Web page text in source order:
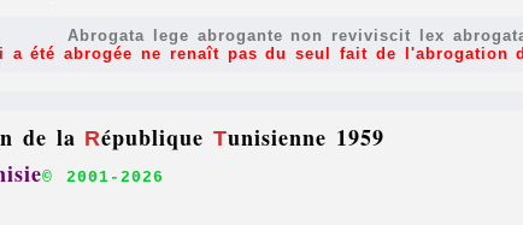
Abrogata lege abrogante non reviviscit lex
a été abrogée ne renaît pas du seul fait de l'abrogation
de la RépubliqueTunisienne 1959
© 2001- 2026